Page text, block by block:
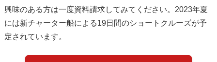
興味のある方は一度資料請求してみてください。2023年夏
には新チャーター船による19日間のショートクルーズが予
定されています。